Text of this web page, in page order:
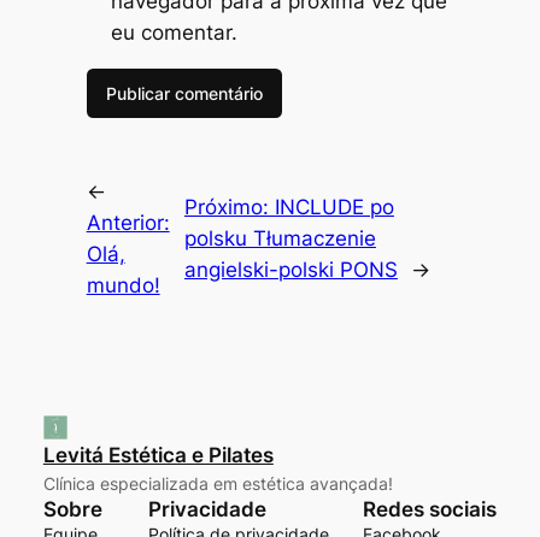
eu comentar.
←
Anterior:
Olá,
mundo!
Próximo: INCLUDE po
polsku Tłumaczenie
angielski-polski PONS
→
Levitá Estética e Pilates
Clínica especializada em estética avançada!
Sobre Privacidade Redes sociais